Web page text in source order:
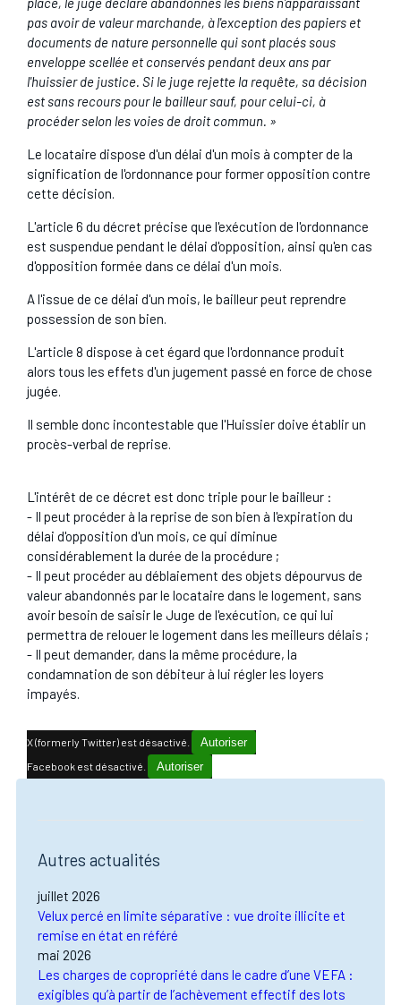
pas avoir de valeur marchande, à l'exception des papiers et
documents de nature personnelle qui sont placés sous
enveloppe scellée et conservés pendant deux ans par
l'huissier de justice. Si le juge rejette la requête, sa décision
est sans recours pour le bailleur sauf, pour celui-ci, à
procéder selon les voies de droit commun. »
Le locataire dispose d'un délai d'un mois à compter de la
signification de l'ordonnance pour former opposition contre
cette décision.
L'article 6 du décret précise que l'exécution de l'ordonnance
est suspendue pendant le délai d'opposition, ainsi qu'en cas
d'opposition formée dans ce délai d'un mois.
A l'issue de ce délai d'un mois, le bailleur peut reprendre
possession de son bien.
L'article 8 dispose à cet égard que l'ordonnance produit
alors tous les effets d'un jugement passé en force de chose
jugée.
Il semble donc incontestable que l'Huissier doive établir un
procès-verbal de reprise.
L'intérêt de ce décret est donc triple pour le bailleur :
- Il peut procéder à la reprise de son bien à l'expiration du
délai d'opposition d'un mois, ce qui diminue
considérablement la durée de la procédure ;
- Il peut procéder au déblaiement des objets dépourvus de
valeur abandonnés par le locataire dans le logement, sans
avoir besoin de saisir le Juge de l'exécution, ce qui lui
permettra de relouer le logement dans les meilleurs délais ;
- Il peut demander, dans la même procédure, la
condamnation de son débiteur à lui régler les loyers
impayés.
X (formerly Twitter) est désactivé. Autoriser
Facebook est désactivé. Autoriser
Autres actualités
juillet 2026
Velux percé en limite séparative : vue droite illicite et
remise en état en référé
mai 2026
Les charges de copropriété dans le cadre d’une VEFA :
exigibles qu’à partir de l’achèvement effectif des lots